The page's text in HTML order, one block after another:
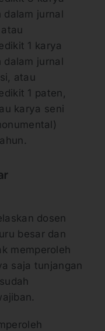
dalam jurnal
1 karya
dalam jurnal
atau
1 paten,
karya seni
dosen
besar dan
memperoleh
saja tunjangan